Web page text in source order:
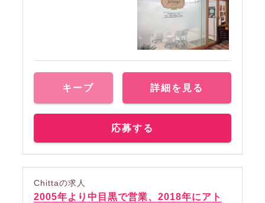
キープ 詳細を見る
応募する
Chittaの求人
2005年より中目黒で営業、2018年にアト